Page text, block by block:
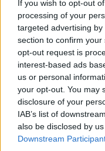
If you wish to opt-out
processing of your
targeted advertising
section to confirm
opt-out request is
interest-based ads
us or personal
your opt-out. You may
disclosure of your
IAB’s list of
also be disclosed by
Downstream
προβλήθηκαν
καταγράψει
76,7% στο
Φεβρουαρίου
μεταφράζεται σε
τηλεθεατές.
Γαλλίας το
να φτάσει αυτά